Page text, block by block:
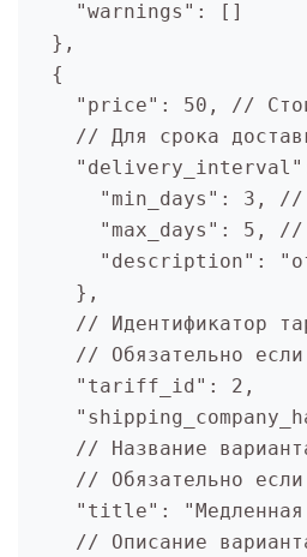
    "warnings": []
  },
  {
"price": 50, //
// Для срока
"min_days": 3,
"max_days": 5,
"description":
    },
// Идентификатор
// Обязательно
    "tariff_id": 2,
// Название
// Обязательно
"title":
// Описание